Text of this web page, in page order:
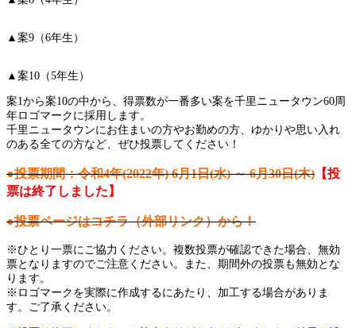
▲案9（6年生）
▲案10（5年生）
案1から案10の中から、得票数が一番多い案を千里ニュータウン60周
年ロゴマークに採用します。
千里ニュータウンにお住まいの方やお勤めの方、ゆかりや思い入れ
のある全ての方など、ぜひ投票してください！
●投票期間：令和4年(2022年) 6月1日(水) ～ 6月30日(木) 【投
票は終了しました】
●投票ページはコチラ（外部リンク）から！
※ひとり一票にご協力ください。複数投票が確認できた場合、無効
票となりますのでご注意ください。また、期間外の投票も無効とな
ります。
※ロゴマークを実際に作成するにあたり、加工する場合がありま
す。ご了承ください。